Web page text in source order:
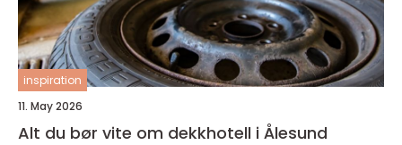
inspiration
11. May 2026
Alt du bør vite om dekkhotell i Ålesund